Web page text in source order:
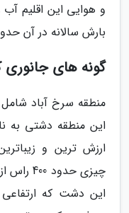
و هوایی این اقلیم
بارش سالانه در آن حدود 500 میلی لیتر
گونه های
منطقه سرخ آباد
این منطقه دشتی به
ارزش ترین و
چیزی